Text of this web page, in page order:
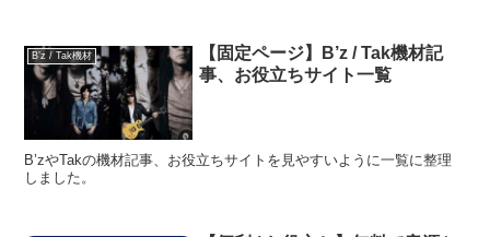
B’z / Tak機材
【固定ページ】B’z / Tak機材記
事、お役立ちサイト一覧
B’zやTakの機材記事、お役立ちサイトを見やすいように一覧に整理
しました。